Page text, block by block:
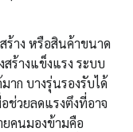
ร้าง หรือสินค้าขนาด
ร้างแข็งแรง ระบบ
าก บางรุ่นรองรับได้
วยลดแรงตึงที่อาจ
คนมองข้ามคือ